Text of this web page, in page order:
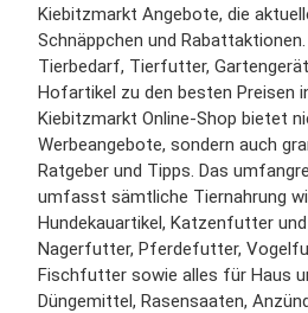
Kiebitzmarkt Angebote, die
Schnäppchen und
Tierbedarf, Tierfutter,
Hofartikel zu den besten Preisen
Kiebitzmarkt Online-Shop bietet
Werbeangebote, sondern auch
Ratgeber und Tipps. Das
umfasst sämtliche Tiernahrung
Hundekauartikel, Katzenfutter
Nagerfutter, Pferdefutter,
Fischfutter sowie alles für Haus
Düngemittel, Rasensaaten,